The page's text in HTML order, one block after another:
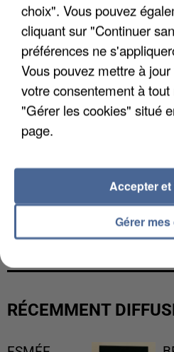
L’UN DES FONDATEURS
MAFIA INTERPELLÉ EN
RÉCEMMENT
choix". Vous pouvez
cliquant sur "Continuer
préférences ne
Vous pouvez mettre à
votre consentement à
"Gérer les cookies" situé
page.
Gérer
Accepter